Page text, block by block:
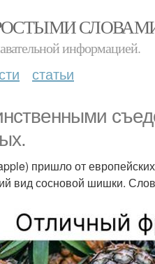
информацией.
статьи
пришло от
вид сосновой шишки.